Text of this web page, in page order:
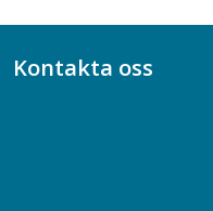
Kontakta oss